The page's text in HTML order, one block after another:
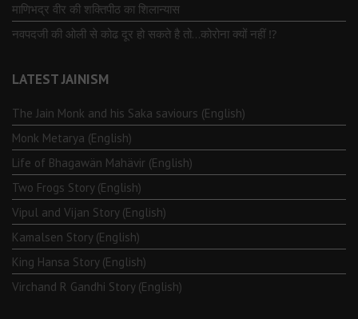
माणिभद्र वीर की शक्तिपीठ का शिलान्यास
नवपदजी की ओली से कोढ दूर हो सकते है तो…कोरोना क्यों नहीं ⁉️
LATEST JAINISM
The Jain Monk and his Saka saviours (English)
Monk Metarya (English)
Life of Bhagawän Mahävir (English)
Two Frogs Story (English)
Vipul and Vijan Story (English)
Kamalsen Story (English)
King Hansa Story (English)
Virchand R Gandhi Story (English)